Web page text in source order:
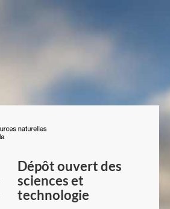
du
Canada
Dépôt ouvert des
sciences et
technologie